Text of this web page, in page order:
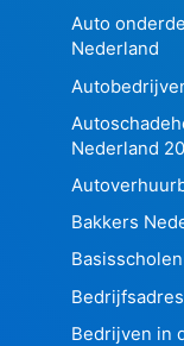
Auto
Nederland
Nederland
Bakkers
Bedrijven in